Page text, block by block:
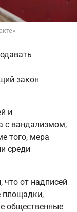
закон
и
с вандализмом,
того, мера
среди
от надписей
площадки,
общественные